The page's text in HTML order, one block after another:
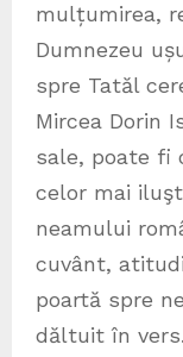
mulțumirea,
Dumnezeu
spre Tatăl
Mircea Dorin
sale, poate fi
celor mai
neamului
cuvânt,
poartă spre
dăltuit în vers.